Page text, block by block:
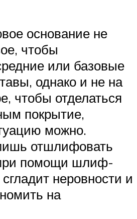
основание не
чтобы
или базовые
однако и не на
чтобы отделаться
покрытие,
можно.
отшлифовать
помощи шлиф-
неровности и
на